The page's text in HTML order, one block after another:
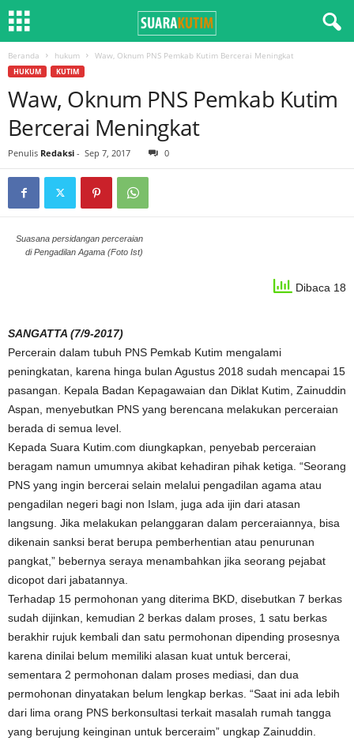
Beranda hukum Waw, Oknum PNS Pemkab Kutim Bercerai Meningkat
HUKUM KUTIM
Waw, Oknum PNS Pemkab Kutim
Bercerai Meningkat
Penulis Redaksi - Sep 7, 2017 0
Suasana persidangan perceraian
di Pengadilan Agama (Foto Ist)
Dibaca 18
SANGATTA (7/9-2017)
Percerain dalam tubuh PNS Pemkab Kutim mengalami
peningkatan, karena hinga bulan Agustus 2018 sudah mencapai 15
pasangan. Kepala Badan Kepagawaian dan Diklat Kutim, Zainuddin
Aspan, menyebutkan PNS yang berencana melakukan perceraian
berada di semua level.
Kepada Suara Kutim.com diungkapkan, penyebab perceraian
beragam namun umumnya akibat kehadiran pihak ketiga. “Seorang
PNS yang ingin bercerai selain melalui pengadilan agama atau
pengadilan negeri bagi non Islam, juga ada ijin dari atasan
langsung. Jika melakukan pelanggaran dalam perceraiannya, bisa
dikenain sanksi berat berupa pemberhentian atau penurunan
pangkat,” bebernya seraya menambahkan jika seorang pejabat
dicopot dari jabatannya.
Terhadap 15 permohonan yang diterima BKD, disebutkan 7 berkas
sudah dijinkan, kemudian 2 berkas dalam proses, 1 satu berkas
berakhir rujuk kembali dan satu permohonan dipending prosesnya
karena dinilai belum memiliki alasan kuat untuk bercerai,
sementara 2 permohonan dalam proses mediasi, dan dua
permohonan dinyatakan belum lengkap berkas. “Saat ini ada lebih
dari lima orang PNS berkonsultasi terkait masalah rumah tangga
yang berujung keinginan untuk berceraim” ungkap Zainuddin.